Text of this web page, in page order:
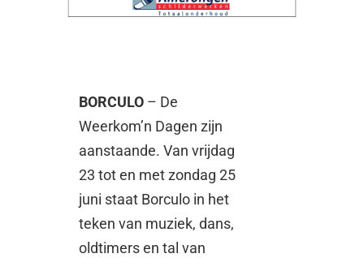
BORCULO – De
Weerkom’n Dagen zijn
aanstaande. Van vrijdag
23 tot en met zondag 25
juni staat Borculo in het
teken van muziek, dans,
oldtimers en tal van